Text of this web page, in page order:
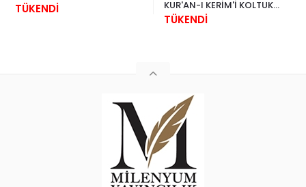
TÜKENDİ
KUR'AN-I KERİM'İ KOLTUK
TEZHİPLERİ 1 CİLTLİ
TÜKENDİ